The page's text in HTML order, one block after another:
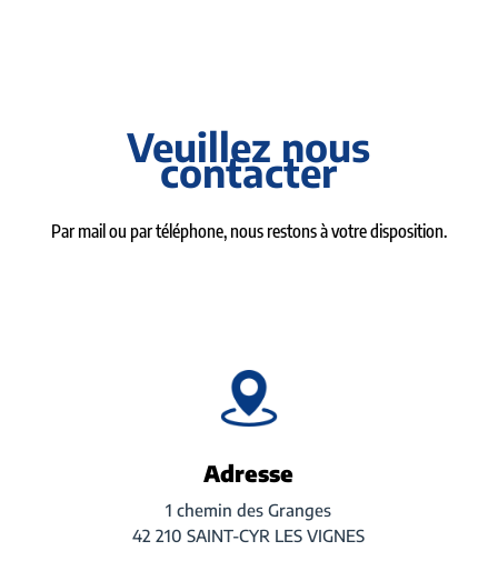
Veuillez nous
contacter
Par mail ou par téléphone, nous restons à votre disposition.
Adresse
1 chemin des Granges
42 210 SAINT-CYR LES VIGNES